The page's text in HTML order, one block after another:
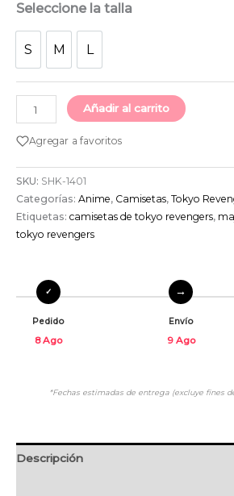
Seleccione la talla
S M L
Añadir al carrito
Agregar a favoritos
SKU: SHK-1401
Categorías: Anime, Camisetas, Tokyo
Etiquetas: camisetas de tokyo revengers,
tokyo revengers
Pedido
8 Ago
Envío
9 Ago
*Fechas estimadas de entrega (excluye fines
Descripción